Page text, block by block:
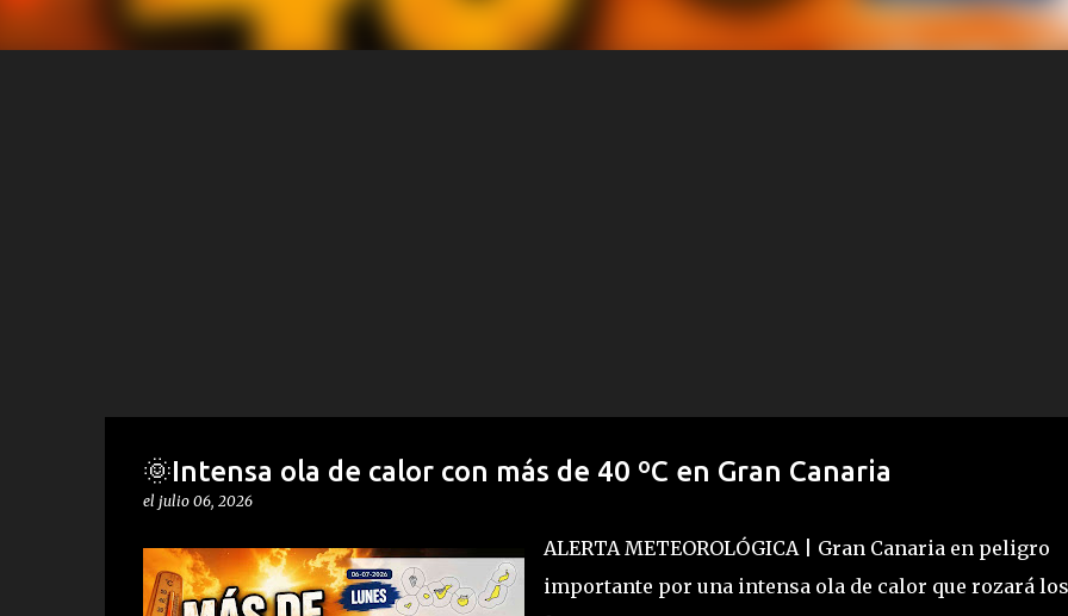
🌞Intensa ola de calor con más de 40 ºC en Gran Canaria
el julio 06, 2026
ALERTA METEOROLÓGICA | Gran Canaria en peligro
importante por una intensa ola de calor que rozará